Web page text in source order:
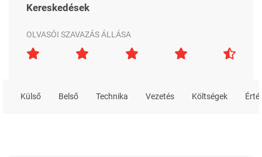
Kereskedések
OLVASÓI SZAVAZÁS ÁLLÁSA
Külső Belső Technika Vezetés Költségek